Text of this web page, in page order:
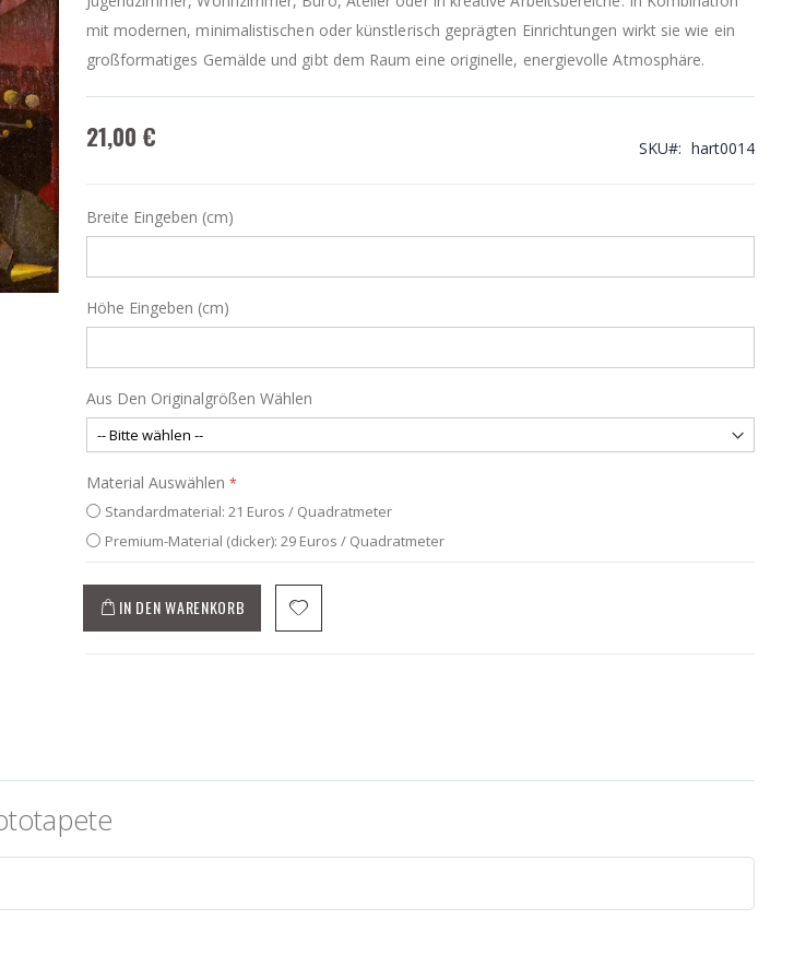
mit modernen, minimalistischen oder künstlerisch geprägten Einrichtungen wirkt sie wie ein
großformatiges Gemälde und gibt dem Raum eine originelle, energievolle Atmosphäre.
21,00 € SKU hart0014
Breite Eingeben (cm)
Höhe Eingeben (cm)
Aus Den Originalgrößen Wählen
Material Auswählen
Standardmaterial: 21 Euros / Quadratmeter
Premium-Material (dicker): 29 Euros / Quadratmeter
IN DEN WARENKORB